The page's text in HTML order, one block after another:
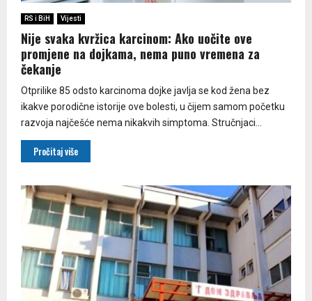
RS i BiH Vijesti
Nije svaka kvržica karcinom: Ako uočite ove
promjene na dojkama, nema puno vremena za
čekanje
Otprilike 85 odsto karcinoma dojke javlja se kod žena bez
ikakve porodične istorije ove bolesti, u čijem samom početku
razvoja najčešće nema nikakvih simptoma. Stručnjaci...
Pročitaj više